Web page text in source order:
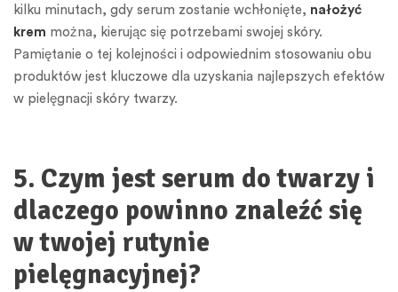
kilku minutach, gdy serum zostanie wchłonięte, nałożyć
krem można, kierując się potrzebami swojej skóry.
Pamiętanie o tej kolejności i odpowiednim stosowaniu obu
produktów jest kluczowe dla uzyskania najlepszych efektów
w pielęgnacji skóry twarzy.
5. Czym jest serum do twarzy i
dlaczego powinno znaleźć się
w twojej rutynie
pielęgnacyjnej?